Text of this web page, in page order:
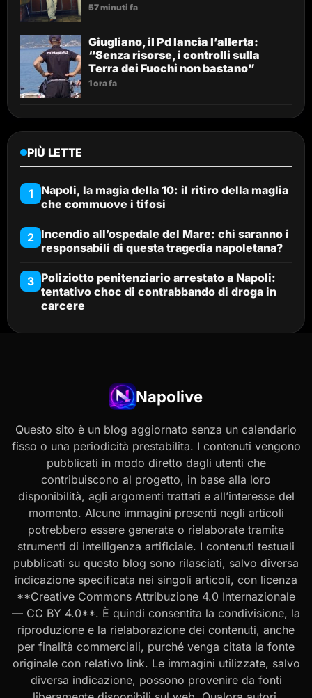
57 minuti fa
Giugliano, il Pd lancia l’allerta:
“Senza risorse, i controlli sulla
Terra dei Fuochi non bastano”
1 ora fa
PIÙ LETTE
1
Napoli, la magia della 10: il ritiro della maglia
che commuove i tifosi
2 Incendio all’ospedale del Mare: chi saranno i
responsabili di questa tragedia napoletana?
3 Poliziotto penitenziario arrestato a Napoli:
tentativo choc di contrabbando di droga in
carcere
Napolive
Questo sito è un blog aggiornato senza un calendario
fisso o una periodicità prestabilita. I contenuti vengono
pubblicati in modo diretto dagli utenti che
contribuiscono al progetto, in base alla loro
disponibilità, agli argomenti trattati e all’interesse del
momento. Alcune immagini presenti negli articoli
potrebbero essere generate o rielaborate tramite
strumenti di intelligenza artificiale. I contenuti testuali
pubblicati su questo blog sono rilasciati, salvo diversa
indicazione specificata nei singoli articoli, con licenza
**Creative Commons Attribuzione 4.0 Internazionale
— CC BY 4.0**. È quindi consentita la condivisione, la
riproduzione e la rielaborazione dei contenuti, anche
per finalità commerciali, purché venga citata la fonte
originale con relativo link. Le immagini utilizzate, salvo
diversa indicazione, possono provenire da fonti